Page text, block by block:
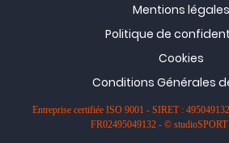
Mentions légales
Politique de
Cookies
Conditions Générales
Entreprise certifiée ISO 9001 - SIRET :
FR02495049132 - ©